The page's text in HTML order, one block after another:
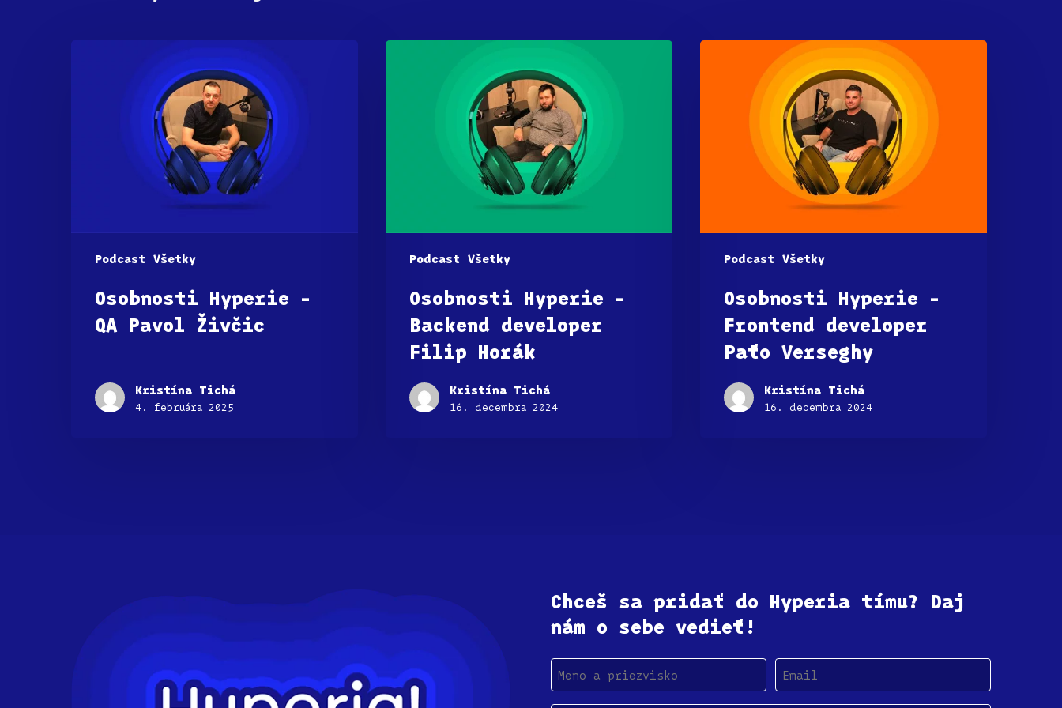
Podcast Všetky
Osobnosti Hyperie –
QA Pavol Živčic
Kristína Tichá
4. februára 2025
Podcast Všetky
Osobnosti Hyperie –
Backend developer
Filip Horák
Kristína Tichá
16. decembra 2024
Podcast Všetky
Osobnosti Hyperie –
Frontend developer
Paťo Verseghy
Kristína Tichá
16. decembra 2024
Chceš sa pridať do Hyperia tímu? Daj
nám o sebe vedieť!
a
(Povinné)